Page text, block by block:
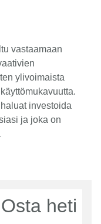
vastaamaan
ylivoimaista
investoida
ja joka on
Osta heti